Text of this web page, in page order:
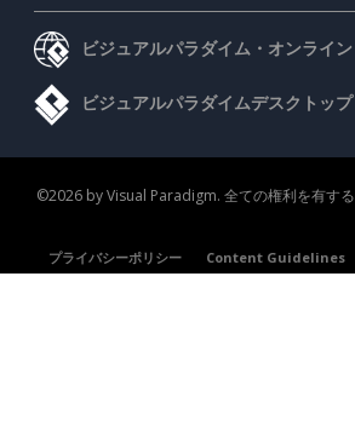
ビジュアルパラダイム・オンライン
ビジュアルパラダイムデスクトップ
©2026 by Visual Paradigm. 全ての権利を有する
プライバシーポリシー
Content Guidelines